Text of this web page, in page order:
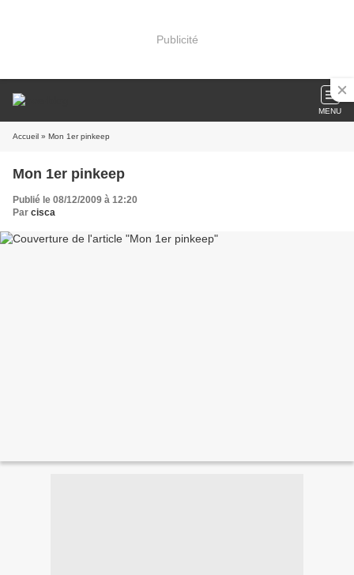
Publicité
MENU
Accueil » Mon 1er pinkeep
Mon 1er pinkeep
Publié le 08/12/2009 à 12:20
Par cisca